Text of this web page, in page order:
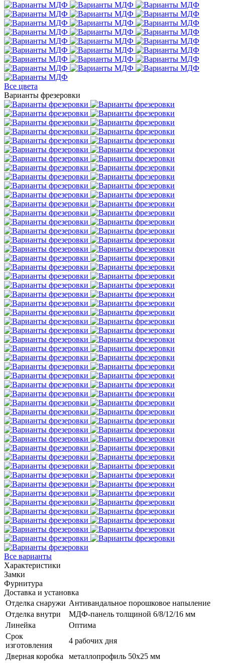
Все цвета
Варианты фрезеровки
Все варианты
Характеристики
Замки
Фурнитура
Доставка и установка
Отделка снаружи Антивандальное порошковое напыление
Отделка внутри
МДФ-панель толщиной 6/8/12/16 мм
Линейка
Оптима
Срок
изготовления
4 рабочих дня
Дверная коробка
металлопрофиль 50x25 мм